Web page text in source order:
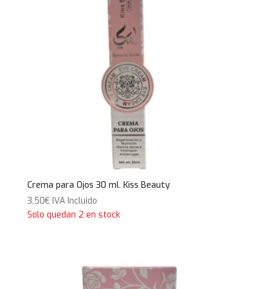
Crema para Ojos 30 ml. Kiss Beauty
3,50€ IVA Incluido
Solo quedan 2 en stock